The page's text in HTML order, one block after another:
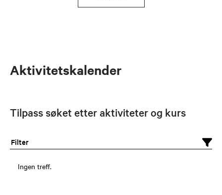
Aktivitetskalender
Tilpass søket etter aktiviteter og kurs
Filter
Ingen treff.